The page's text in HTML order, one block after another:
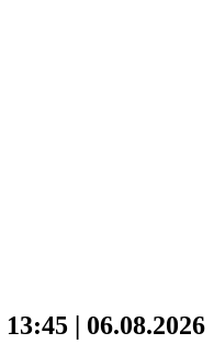
06.08.2026 | 13:45